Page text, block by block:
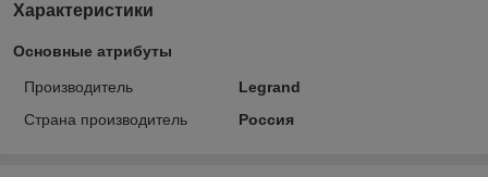
Характеристики
Основные атрибуты
Производитель
Legrand
Страна производитель
Россия